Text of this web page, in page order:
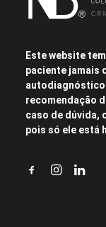
Este website
paciente jamais
recomendação
caso de dúvida,
pois só ele está